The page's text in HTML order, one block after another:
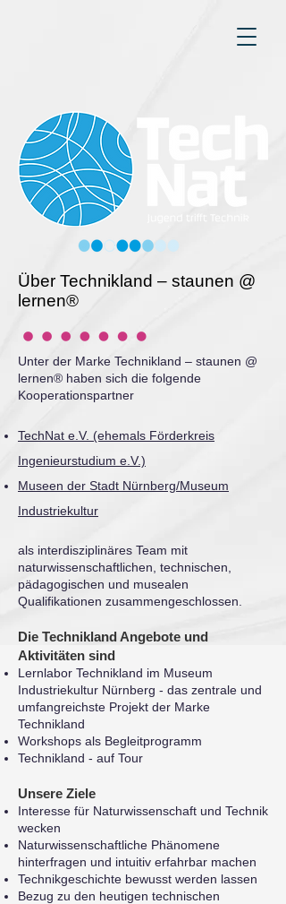
Über Technikland – staunen @
lernen®
Unter der Marke Technikland – staunen @
lernen® haben sich die folgende
Kooperationspartner
TechNat e.V. (ehemals Förderkreis
Ingenieurstudium e.V.)
Museen der Stadt Nürnberg/Museum
Industriekultur
als interdisziplinäres Team mit
naturwissenschaftlichen, technischen,
pädagogischen und musealen
Qualifikationen zusammengeschlossen.
Die Technikland Angebote und
Aktivitäten sind
Lernlabor Technikland im Museum
Industriekultur Nürnberg - das zentrale und
umfangreichste Projekt der Marke
Technikland
Workshops als Begleitprogramm
Technikland - auf Tour
Unsere Ziele
Interesse für Naturwissenschaft und Technik
wecken
Naturwissenschaftliche Phänomene
hinterfragen und intuitiv erfahrbar machen
Technikgeschichte bewusst werden lassen
Bezug zu den heutigen technischen